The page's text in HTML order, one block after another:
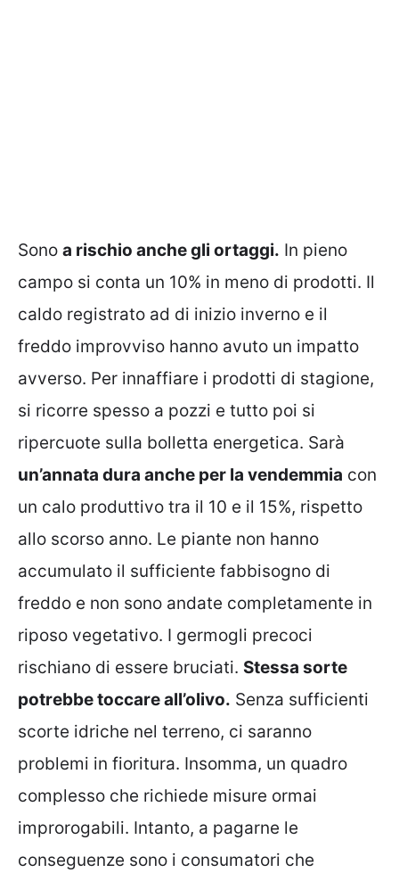
Sono a rischio anche gli ortaggi. In pieno
campo si conta un 10% in meno di prodotti. Il
caldo registrato ad di inizio inverno e il
freddo improvviso hanno avuto un impatto
avverso. Per innaffiare i prodotti di stagione,
si ricorre spesso a pozzi e tutto poi si
ripercuote sulla bolletta energetica. Sarà
un’annata dura anche per la vendemmia con
un calo produttivo tra il 10 e il 15%, rispetto
allo scorso anno. Le piante non hanno
accumulato il sufficiente fabbisogno di
freddo e non sono andate completamente in
riposo vegetativo. I germogli precoci
rischiano di essere bruciati. Stessa sorte
potrebbe toccare all’olivo. Senza sufficienti
scorte idriche nel terreno, ci saranno
problemi in fioritura. Insomma, un quadro
complesso che richiede misure ormai
improrogabili. Intanto, a pagarne le
conseguenze sono i consumatori che